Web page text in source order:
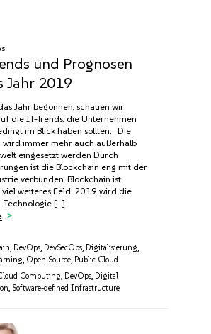
und Prognosen
Jahr 2019
Jahr begonnen, schauen wir
die IT-Trends, die Unternehmen
im Blick haben sollten. Die
wird immer mehr auch außerhalb
eingesetzt werden Durch
ist die Blockchain eng mit der
verbunden. Blockchain ist
weiteres Feld. 2019 wird die
Technologie […]
, DevOps, DevSecOps, Digitalisierung,
, Open Source, Public Cloud
Computing, DevOps, Digital
, Software-defined Infrastructure